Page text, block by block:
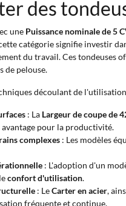
des
une Puissance nominale de 5
catégorie signifie investir
du travail. Ces
de pelouse.
découlant de
: La Largeur de coupe de
avantage pour la productivité.
complexes : Les modèles
: L'adoption d'un
confort d'utilisation.
: LeCarter en acier,
fréquente et continue.